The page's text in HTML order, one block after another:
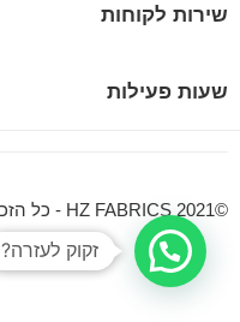
שירות לקוחות
שעות פעילות
©HZ FABRICS 2021 - כל הזכויות שמורות | Powered by Zets-Tech
זקוק לעזרה?